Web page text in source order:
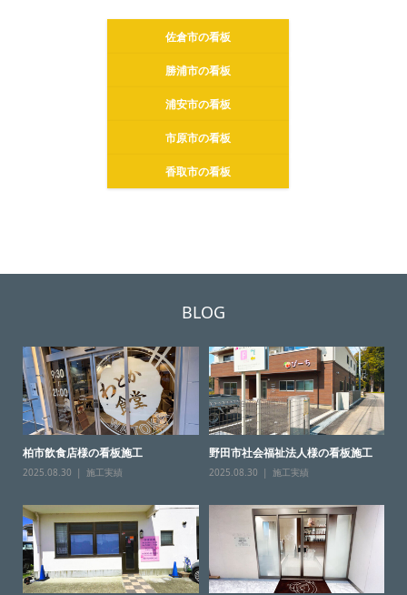
佐倉市の看板
勝浦市の看板
浦安市の看板
市原市の看板
香取市の看板
BLOG
柏市飲食店様の看板施工
2025.08.30 施工実績
野田市社会福祉法人様の看板施工
2025.08.30 施工実績